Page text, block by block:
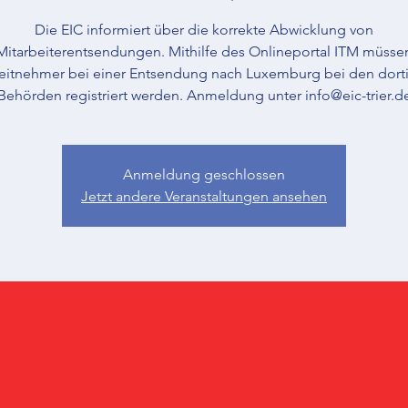
Die EIC informiert über die korrekte Abwicklung von
Mithilfe des Onlineportal ITM
bei einer Entsendung nach Luxemburg bei den
registriert werden. Anmeldung unter info@eic-
Anmeldung geschlossen
Jetzt andere Veranstaltungen ansehen